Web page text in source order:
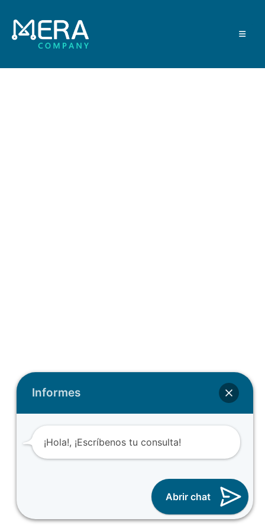
Abrir chat
Informes
¡Hola!, ¡Escríbenos tu consulta!